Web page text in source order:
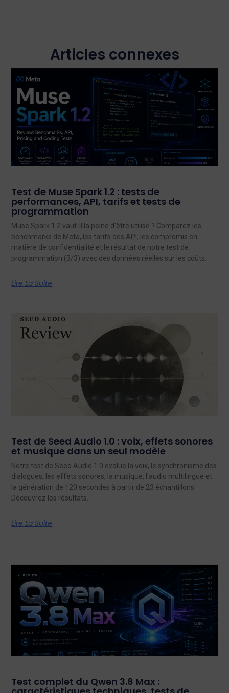
Articles connexes
Test de Muse Spark 1.2 : tests de
performances, API, tarifs et tests de
programmation
Muse Spark 1.2 vaut-il la peine d'être utilisé ? Comparez les
benchmarks de Meta, les tarifs des API, les compromis en
matière de confidentialité et le résultat de notre test de
programmation (3/3) avec des données réelles sur les coûts.
Lire La Suite
Test de Seed Audio 1.0 : voix, effets sonores
et musique dans un seul modèle
Notre test de Seed Audio 1.0 évalue la voix, le synchronisme des
dialogues, les effets sonores, la musique, l'audio multilingue et
la génération de 120 secondes à partir de 23 échantillons.
Découvrez les résultats.
Lire La Suite
Test complet du Qwen 3.8 Max :